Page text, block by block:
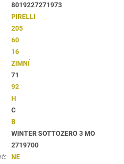
8019227271973
PIRELLI
205
60
16
ZIMNÍ
71
92
H
C
B
WINTER SOTTOZERO 3 MO
2719700
: NE